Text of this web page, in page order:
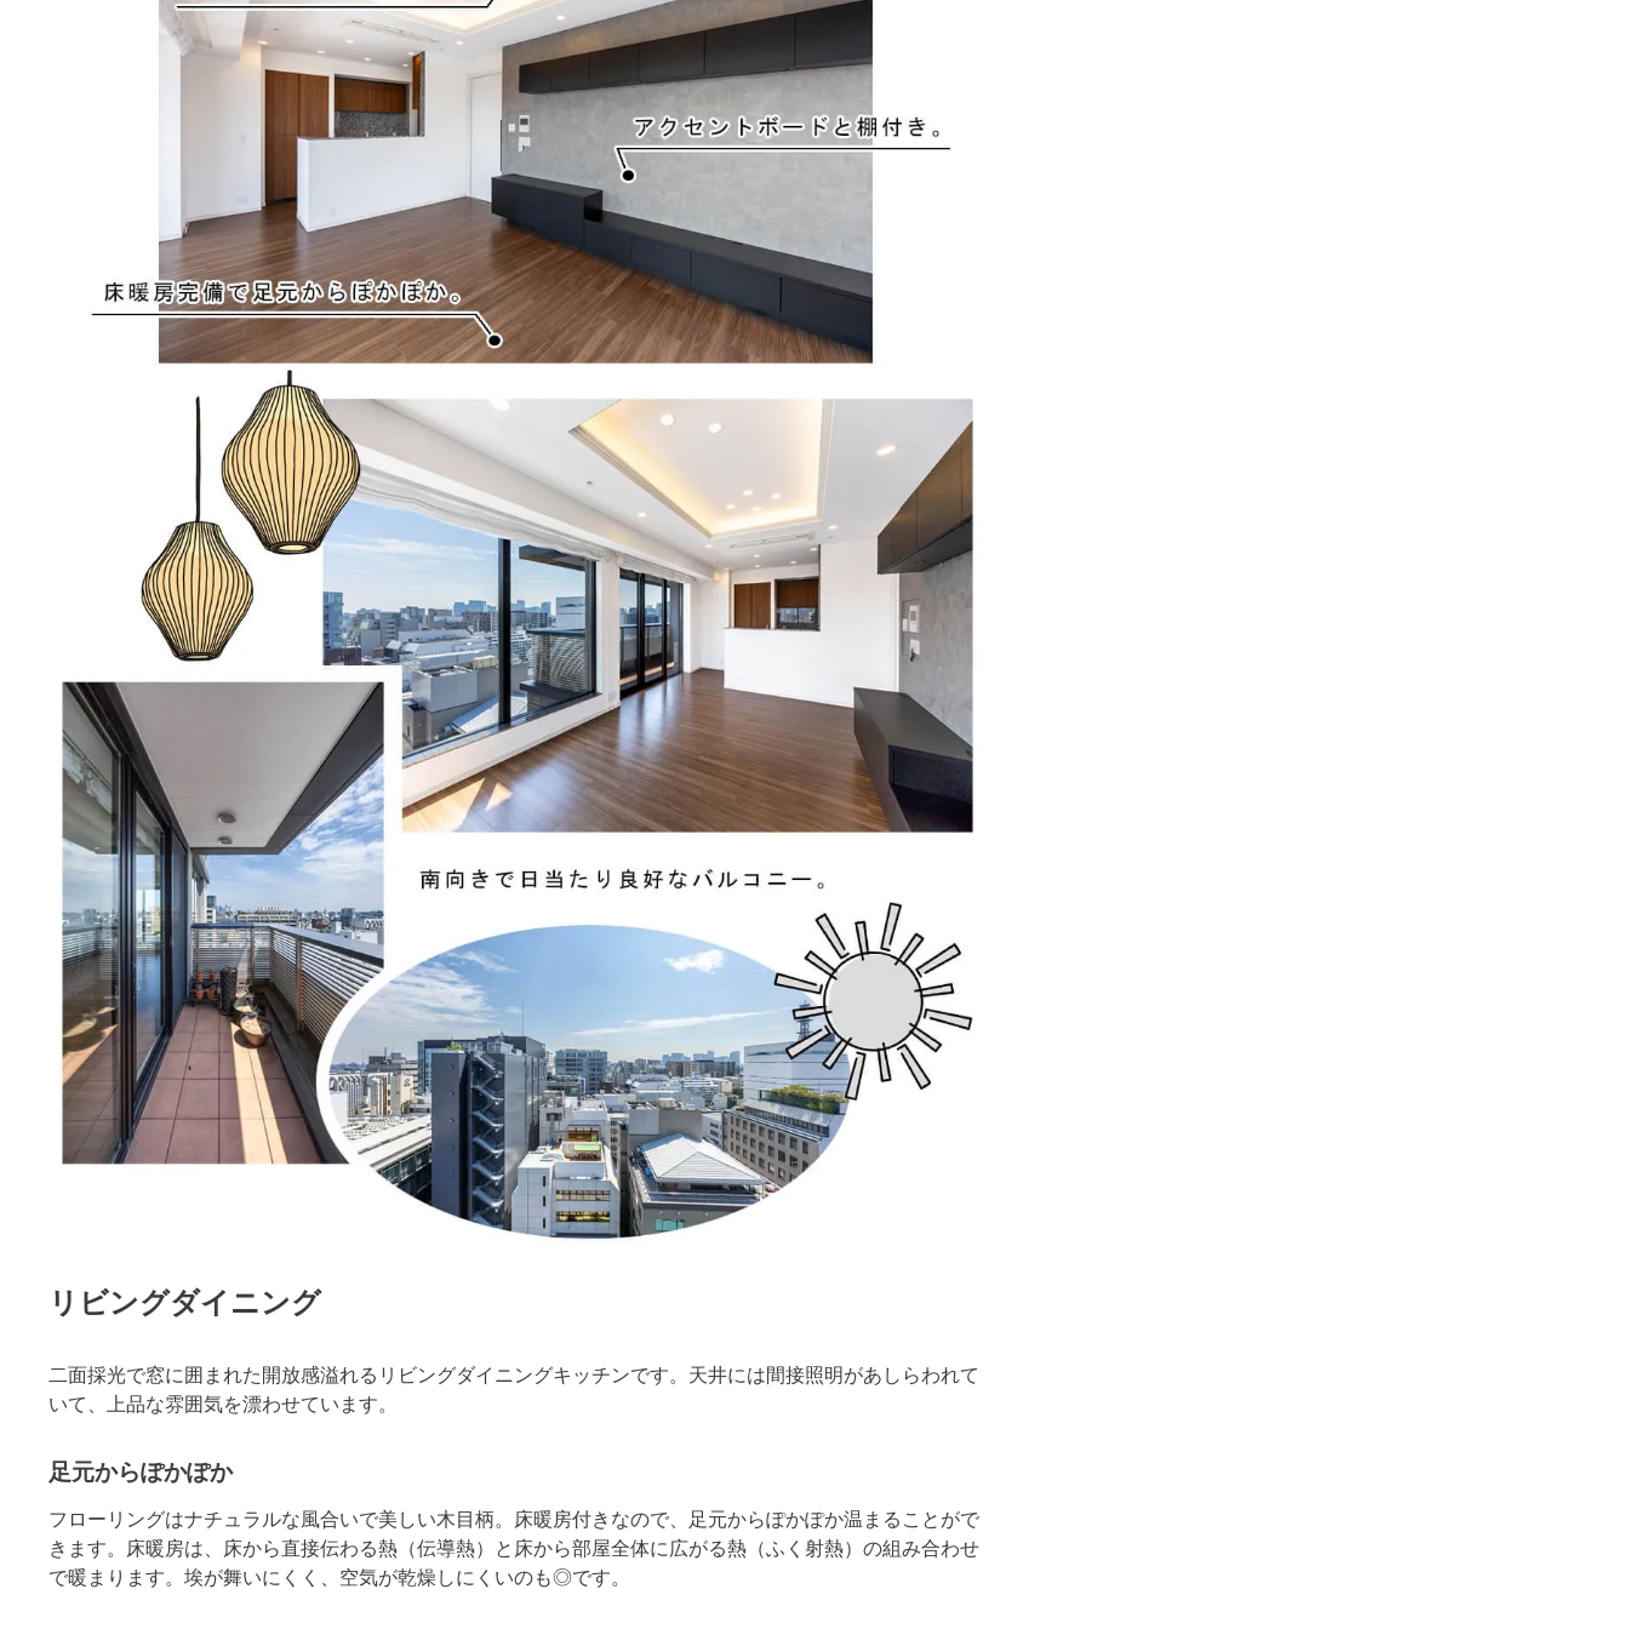
リビングダイニング
二面採光で窓に囲まれた開放感溢れるリビングダイニングキッチンです。天井には間接照明があしらわれて
いて、上品な雰囲気を漂わせています。
足元からぽかぽか
フローリングはナチュラルな風合いで美しい木目柄。床暖房付きなので、足元からぽかぽか温まることがで
きます。床暖房は、床から直接伝わる熱（伝導熱）と床から部屋全体に広がる熱（ふく射熱）の組み合わせ
で暖まります。埃が舞いにくく、空気が乾燥しにくいのも◎です。